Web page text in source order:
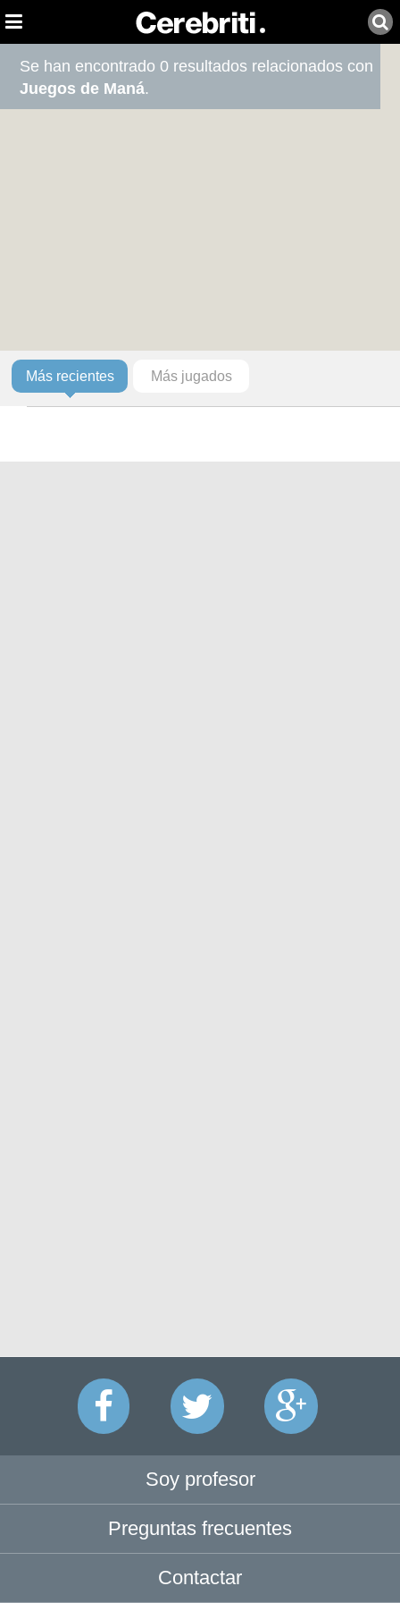
Se han encontrado 0 resultados relacionados con
Juegos de Maná.
Más recientes Más jugados
Soy profesor
Preguntas frecuentes
Contactar